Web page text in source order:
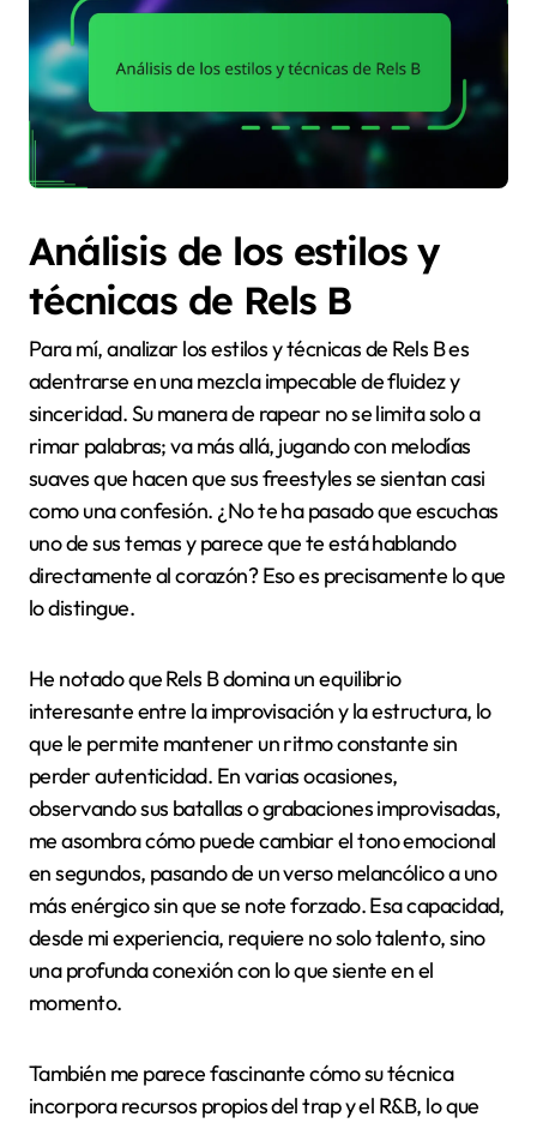
Análisis de los estilos y
técnicas de Rels B
Para mí, analizar los estilos y técnicas de Rels B es
adentrarse en una mezcla impecable de fluidez y
sinceridad. Su manera de rapear no se limita solo a
rimar palabras; va más allá, jugando con melodías
suaves que hacen que sus freestyles se sientan casi
como una confesión. ¿No te ha pasado que escuchas
uno de sus temas y parece que te está hablando
directamente al corazón? Eso es precisamente lo que
lo distingue.
He notado que Rels B domina un equilibrio
interesante entre la improvisación y la estructura, lo
que le permite mantener un ritmo constante sin
perder autenticidad. En varias ocasiones,
observando sus batallas o grabaciones improvisadas,
me asombra cómo puede cambiar el tono emocional
en segundos, pasando de un verso melancólico a uno
más enérgico sin que se note forzado. Esa capacidad,
desde mi experiencia, requiere no solo talento, sino
una profunda conexión con lo que siente en el
momento.
También me parece fascinante cómo su técnica
incorpora recursos propios del trap y el R&B, lo que